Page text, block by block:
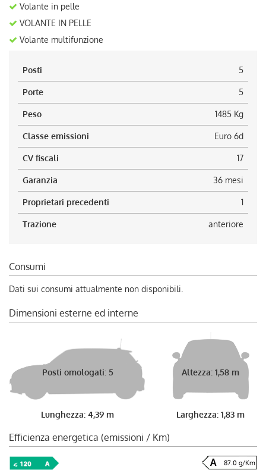
Volante in pelle
VOLANTE IN PELLE
Volante multifunzione
Posti 5
Porte 5
Peso 1485 Kg
Classe emissioni Euro 6d
CV fiscali 17
Garanzia 36 mesi
Proprietari precedenti 1
Trazione anteriore
Consumi
Dati sui consumi attualmente non disponibili.
Dimensioni esterne ed interne
Posti omologati: 5
Lunghezza: 4,39 m
Altezza: 1,58 m
Larghezza: 1,83 m
Efficienza energetica (emissioni / Km)
87.0 g/Km